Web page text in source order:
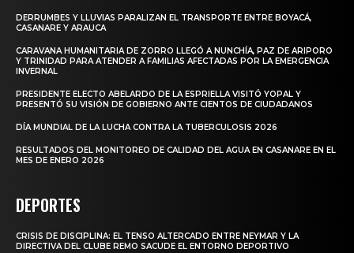
DERRUMBES Y LLUVIAS PARALIZAN EL TRANSPORTE ENTRE BOYACÁ,
CASANARE Y ARAUCA
CARAVANA HUMANITARIA DE ZORRO LLEGÓ A NUNCHÍA, PAZ DE ARIPORO
Y TRINIDAD PARA ATENDER A FAMILIAS AFECTADAS POR LA EMERGENCIA
INVERNAL
PRESIDENTE ELECTO ABELARDO DE LA ESPRIELLA VISITÓ YOPAL Y
PRESENTÓ SU VISIÓN DE GOBIERNO ANTE CIENTOS DE CIUDADANOS
DÍA MUNDIAL DE LA LUCHA CONTRA LA TUBERCULOSIS 2026
RESULTADOS DEL MONITOREO DE CALIDAD DEL AGUA EN CASANARE EN EL
MES DE ENERO 2026
DEPORTES
CRISIS DE DISCIPLINA: EL TENSO ALTERCADO ENTRE NEYMAR Y LA
DIRECTIVA DEL CLUBE REMO SACUDE EL ENTORNO DEPORTIVO